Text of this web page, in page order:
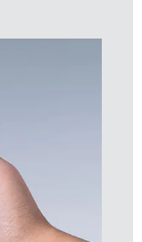
zapewnić
oznaczeniu
V AAA (S, M) i 2
płyt są